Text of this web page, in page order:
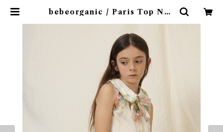
bebeorganic / Paris Top Nos